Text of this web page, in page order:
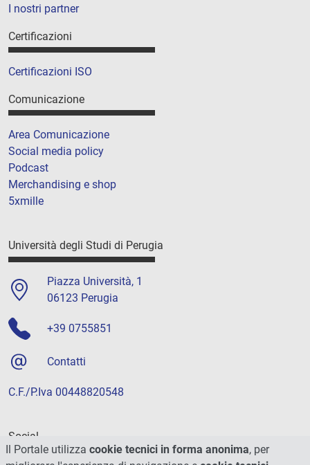
I nostri partner
Certificazioni
Certificazioni ISO
Comunicazione
Area Comunicazione
Social media policy
Podcast
Merchandising e shop
5xmille
Università degli Studi di Perugia
Piazza Università, 1
06123 Perugia
+39 0755851
Contatti
C.F./P.Iva 00448820548
Social
Il Portale utilizza cookie tecnici in forma anonima, per